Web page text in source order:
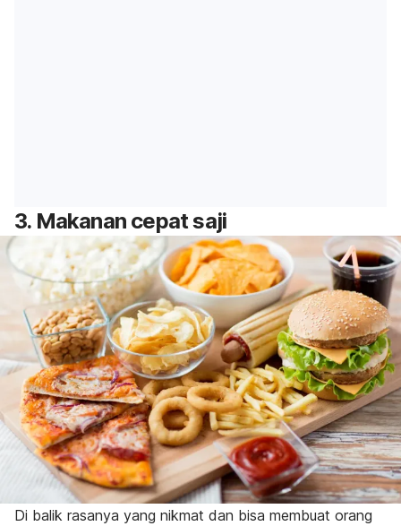
3. Makanan cepat saji
Di balik rasanya yang nikmat dan bisa membuat orang